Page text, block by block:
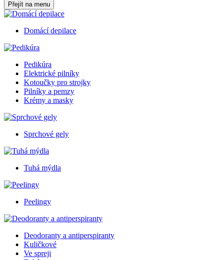
Přejít na menu
Domácí depilace
Pedikúra
Elektrické pilníky
Kotoučky pro strojky
Pilníky a pemzy
Krémy a masky
Sprchové gely
Tuhá mýdla
Peelingy
Deodoranty a antiperspiranty
Kuličkové
Ve spreji